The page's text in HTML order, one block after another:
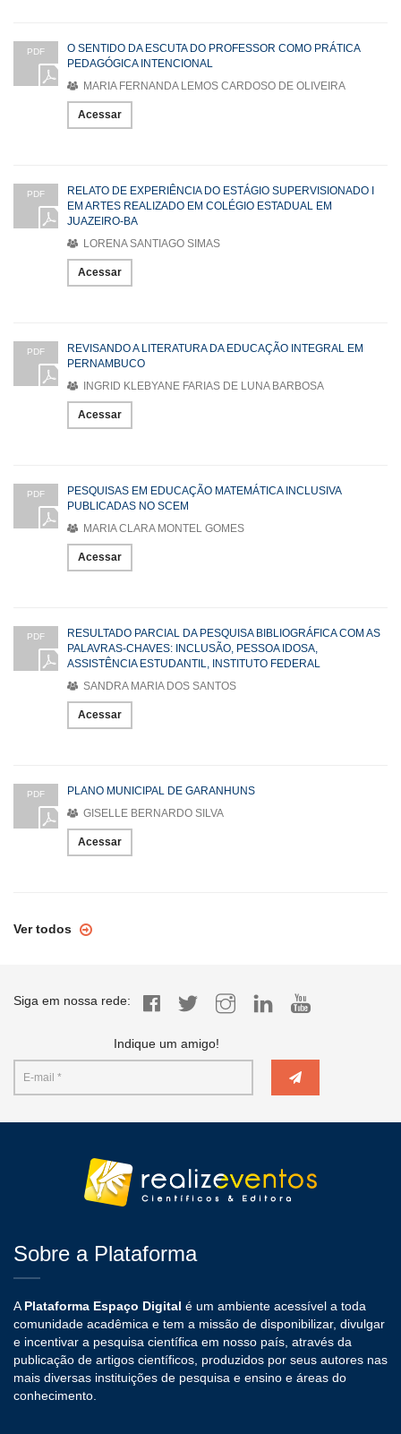
PDF
O SENTIDO DA ESCUTA DO PROFESSOR COMO PRÁTICA
PEDAGÓGICA INTENCIONAL
MARIA FERNANDA LEMOS CARDOSO DE OLIVEIRA
Acessar
PDF
RELATO DE EXPERIÊNCIA DO ESTÁGIO SUPERVISIONADO I
EM ARTES REALIZADO EM COLÉGIO ESTADUAL EM
JUAZEIRO-BA
LORENA SANTIAGO SIMAS
Acessar
PDF
REVISANDO A LITERATURA DA EDUCAÇÃO INTEGRAL EM
PERNAMBUCO
INGRID KLEBYANE FARIAS DE LUNA BARBOSA
Acessar
PDF
PESQUISAS EM EDUCAÇÃO MATEMÁTICA INCLUSIVA
PUBLICADAS NO SCEM
MARIA CLARA MONTEL GOMES
Acessar
PDF
RESULTADO PARCIAL DA PESQUISA BIBLIOGRÁFICA COM AS
PALAVRAS-CHAVES: INCLUSÃO, PESSOA IDOSA,
ASSISTÊNCIA ESTUDANTIL, INSTITUTO FEDERAL
SANDRA MARIA DOS SANTOS
Acessar
PDF
PLANO MUNICIPAL DE GARANHUNS
GISELLE BERNARDO SILVA
Acessar
Ver todos
Siga em nossa rede:
Indique um amigo!
Sobre a Plataforma
A Plataforma Espaço Digital é um ambiente acessível a toda
comunidade acadêmica e tem a missão de disponibilizar, divulgar
e incentivar a pesquisa científica em nosso país, através da
publicação de artigos científicos, produzidos por seus autores nas
mais diversas instituições de pesquisa e ensino e áreas do
conhecimento.